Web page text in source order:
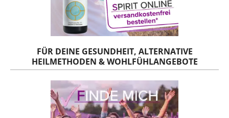
FÜR DEINE GESUNDHEIT, ALTERNATIVE
HEILMETHODEN & WOHLFÜHLANGEBOTE